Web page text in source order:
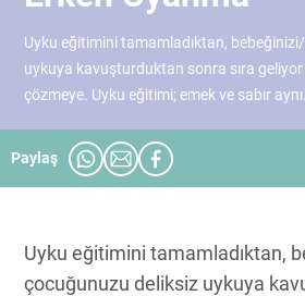
Uyku eğitimini tamamladıktan,
uykuya kavuşturduktan sonra sıra geliyor
çözmeye. Uyku eğitimi; emek ve sabır
Paylaş
Uyku eğitimini tamamladıktan,
çocuğunuzu deliksiz uykuya